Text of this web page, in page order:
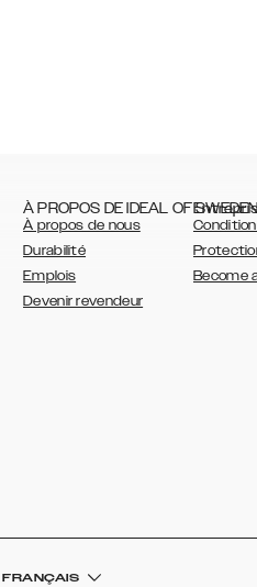
À PROPOS DE IDEAL OF
À propos de nous
Durabilité
Emplois
Devenir revendeur
Become
FRANÇAIS
ESPAÑOL